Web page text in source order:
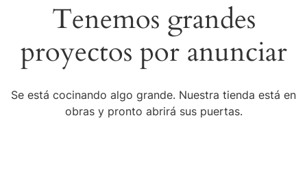
Tenemos grandes
proyectos por anunciar
Se está cocinando algo grande. Nuestra tienda está en
obras y pronto abrirá sus puertas.